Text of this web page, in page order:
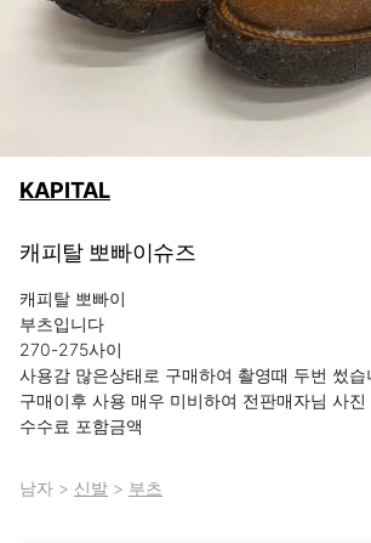
KAPITAL
캐피탈 뽀빠이슈즈
캐피탈 뽀빠이
부츠입니다
270-275사이
사용감 많은상태로 구매하여 촬영때 두번 썼습
구매이후 사용 매우 미비하여 전판매자님 사
수수료 포함금액
남자 > 신발 > 부츠